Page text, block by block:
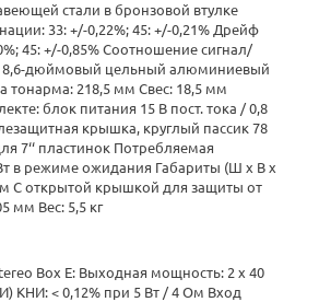
стали в бронзовой втулке
33: +/-0,22%; 45: +/-0,21% Дрейф
45: +/-0,85% Соотношение сигнал/
8,6-дюймовый цельный алюминиевый
тонарма: 218,5 мм Свес: 18,5 мм
блок питания 15 В пост. тока / 0,8
крышка, круглый пассик 78
7‘‘ пластинок Потребляемая
в режиме ожидания Габариты (Ш х В х
С открытой крышкой для защиты от
мм Вес: 5,5 кг
Box E: Выходная мощность: 2 x 40
КНИ: < 0,12% при 5 Вт / 4 Ом Вход